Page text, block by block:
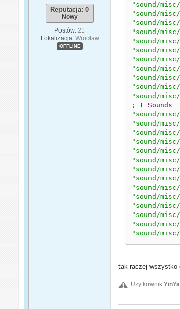
Reputacja: 0
Nowy
Postów: 21
Lokalizacja: Wrocław
OFFLINE
"sound/
"sound/
"sound/
"sound/
"sound/
"sound/
"sound/
"sound/
"sound/
"sound/
"sound/
;
T Sounds
"sound/
"sound/
"sound/
"sound/
"sound/
"sound/
"sound/
"sound/
"sound/
"sound/
"sound/
"sound/
"sound/
"sound/
tak raczej wszystko
Użytkownik